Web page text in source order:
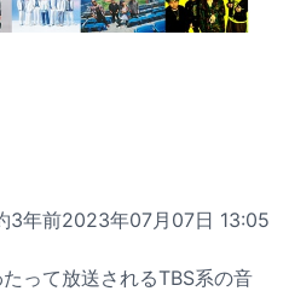
3年前2023年07月07日 13:05
って放送されるTBS系の音